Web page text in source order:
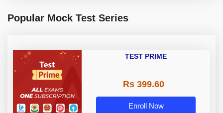
Popular Mock Test Series
TEST PRIME
Rs 399.60
Enroll Now